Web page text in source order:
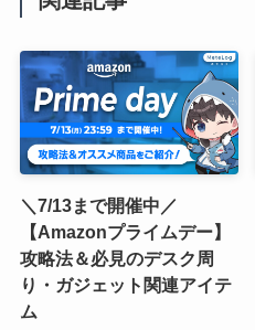
＼7/13まで開催中／
【Amazonプライムデー】
攻略法＆必見のデスク周
り・ガジェット関連アイテ
ム